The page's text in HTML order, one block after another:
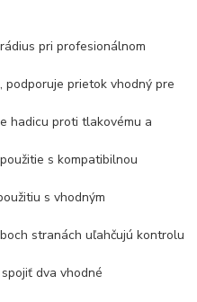
pri profesionálnom
podporuje prietok vhodný pre
hadicu proti tlakovému a
s kompatibilnou
s vhodným
stranách uľahčujú kontrolu
dva vhodné